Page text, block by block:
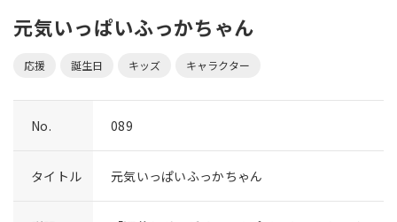
元気いっぱいふっかちゃん
応援 誕生日 キッズ キャラクター
No. 089
タイトル 元気いっぱいふっかちゃん